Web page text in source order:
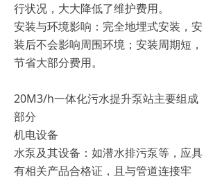
行状况，大大降低了维护费用。
安装与环境影响：完全地埋式安装，安
装后不会影响周围环境；安装周期短，
节省大部分费用。
20M3/h一体化污水提升泵站主要组成
部分
机电设备
水泵及其设备：如潜水排污泵等，应具
有相关产品合格证，且与管道连接牢